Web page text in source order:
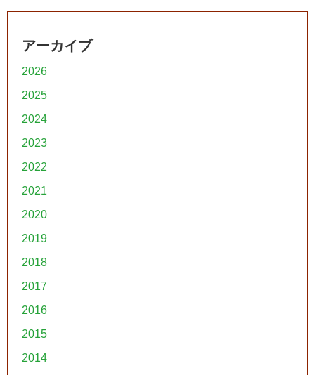
アーカイブ
2026
2025
2024
2023
2022
2021
2020
2019
2018
2017
2016
2015
2014